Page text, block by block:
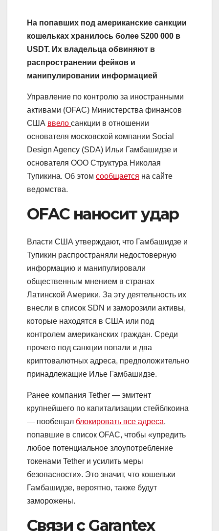
На попавших под американские санкции
кошельках хранилось более $200 000 в
USDT. Их владельца обвиняют в
распространении фейков и
манипулировании информацией
Управление по контролю за иностранными
активами (OFAC) Министерства финансов
США ввело санкции в отношении
основателя московской компании Social
Design Agency (SDA) Ильи Гамбашидзе и
основателя ООО Структура Николая
Тупикина. Об этом сообщается на сайте
ведомства.
OFAC наносит удар
Власти США утверждают, что Гамбашидзе и
Тупикин распространяли недостоверную
информацию и манипулировали
общественным мнением в странах
Латинской Америки. За эту деятельность их
внесли в список SDN и заморозили активы,
которые находятся в США или под
контролем американских граждан. Среди
прочего под санкции попали и два
криптовалютных адреса, предположительно
принадлежащие Илье Гамбашидзе.
Ранее компания Tether — эмитент
крупнейшего по капитализации стейблкоина
— пообещал блокировать все адреса,
попавшие в список OFAC, чтобы «упредить
любое потенциальное злоупотребление
токенами Tether и усилить меры
безопасности». Это значит, что кошельки
Гамбашидзе, вероятно, также будут
заморожены.
Связи с Garantex